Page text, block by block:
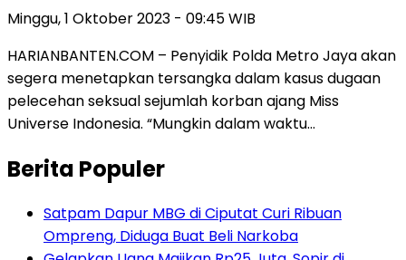
Minggu, 1 Oktober 2023 - 09:45 WIB
HARIANBANTEN.COM – Penyidik Polda Metro Jaya akan
segera menetapkan tersangka dalam kasus dugaan
pelecehan seksual sejumlah korban ajang Miss
Universe Indonesia. “Mungkin dalam waktu…
Berita Populer
Satpam Dapur MBG di Ciputat Curi Ribuan
Ompreng, Diduga Buat Beli Narkoba